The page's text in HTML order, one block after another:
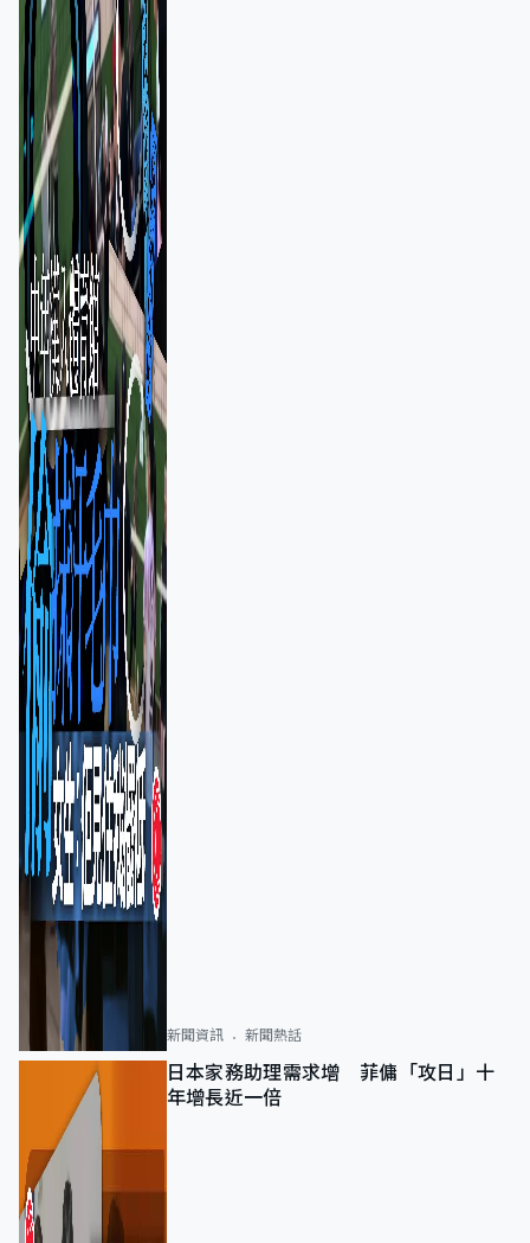
新聞資訊 新聞熱話
日本家務助理需求增 菲傭「攻日」十
年增長近一倍